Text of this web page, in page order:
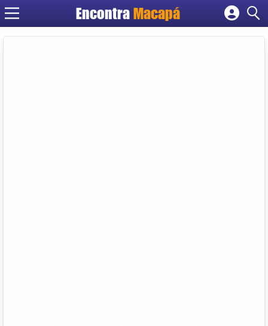
EncontraMacapá
Cadastrar empresa